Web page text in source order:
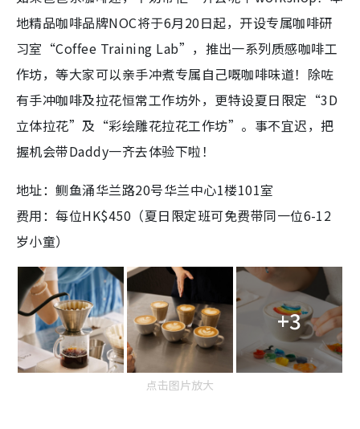
地精品咖啡品牌NOC将于6月20日起，开设专属咖啡研
习室“Coffee Training Lab”，推出一系列质感咖啡工
作坊，等大家可以亲手冲煮专属自己嘅咖啡味道！除咗
有手冲咖啡及拉花恒常工作坊外，更特设夏日限定“3D
立体拉花”及“彩绘雕花拉花工作坊”。事不宜迟，把
握机会带Daddy一齐去体验下啦！
地址：鲗鱼涌华兰路20号华兰中心1楼101室
费用：每位HK$450（夏日限定班可免费带同一位6-12
岁小童）
+3
点击图片放大